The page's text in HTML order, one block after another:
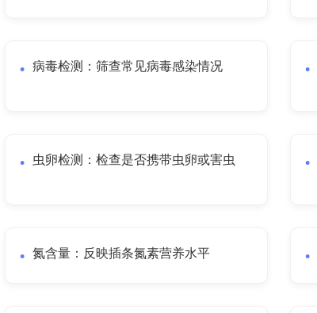
病毒检测：筛查常见病毒感染情况
虫卵检测：检查是否携带虫卵或害虫
氮含量：反映插条氮素营养水平